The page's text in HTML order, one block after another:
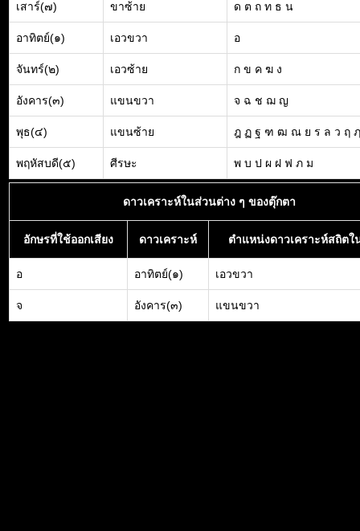
เสาร์(๗) ขาซ้าย ด ต ถ ท ธ น
อาทิตย์(๑) เอวขวา อ
จันทร์(๒) เอวซ้าย ก ข ค ฆ ง
อังคาร(๓) แขนขวา จ ฉ ช ฌ ญ
พุธ(๔) แขนซ้าย ฎ ฏ ฐ ฑ ฒ ณ ย ร ล ว ฤ ฦ
พฤหัสบดี(๕) ศีรษะ พ บ ป ผ ฝ ฟ ภ ม
ดาวเคราะห์ในส่วนต่าง ๆ ของตุ๊กตา
อักษรที่ใช้ออกเสียง ดาวเคราะห์ ตำแหน่งดาวเคราะห์สถิตใ
อ อาทิตย์(๑) เอวขวา
จ อังคาร(๓) แขนขวา